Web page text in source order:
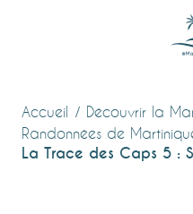
Accueil
Découvrir la
Randonnées de
La Trace des Caps 5 :